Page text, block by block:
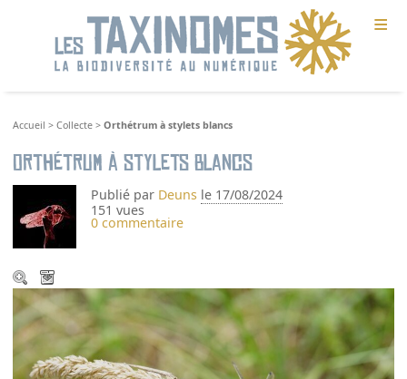
≡
Accueil >Collecte >Orthétrum à stylets blancs
Orthétrum à stylets blancs
Publié par Deuns le 17/08/2024
151 vues
0 commentaire